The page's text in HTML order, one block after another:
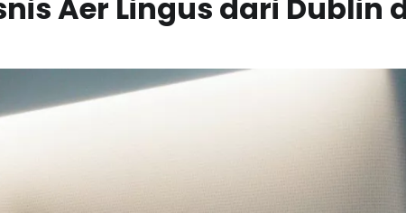
Aer Lingus dari Dublin